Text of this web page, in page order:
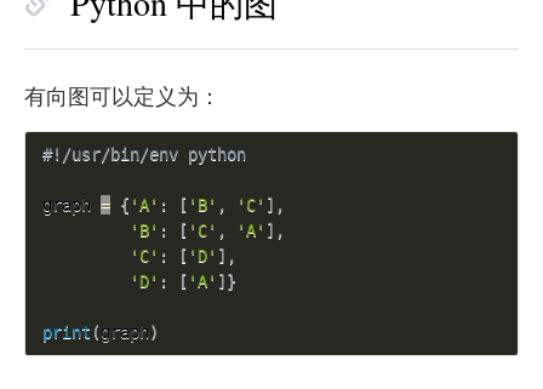
有向图可以定义为：
#!/usr/bin/env python
graph = { 'A' : [ 'B' , 'C' ] ,
'B' : [ 'C' , 'A' ] ,
'C' : [ 'D' ] ,
'D' : [ 'A' ]}
print (graph)